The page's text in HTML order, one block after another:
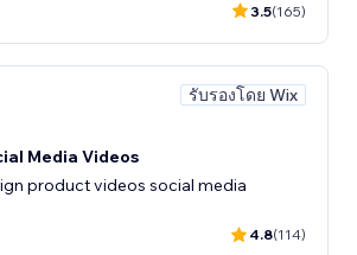
3.5(165)
รับรองโดย Wix
Media Videos
product videos social media
4.8(114)